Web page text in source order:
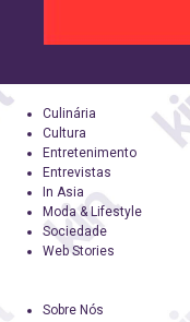
Culinária
Cultura
Entretenimento
Entrevistas
In Asia
Moda & Lifestyle
Sociedade
Web Stories
Sobre Nós